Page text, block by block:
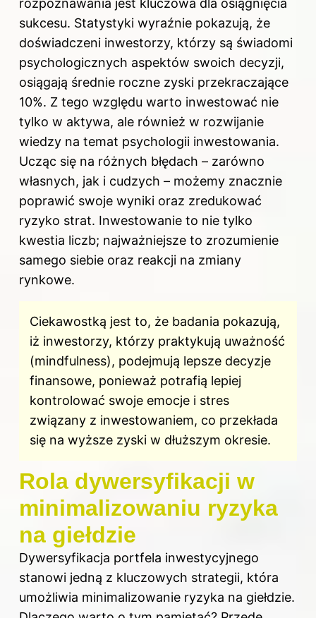
sukcesu. Statystyki wyraźnie pokazują, że
doświadczeni inwestorzy, którzy są świadomi
psychologicznych aspektów swoich decyzji,
osiągają średnie roczne zyski przekraczające
10%. Z tego względu warto inwestować nie
tylko w aktywa, ale również w rozwijanie
wiedzy na temat psychologii inwestowania.
Ucząc się na różnych błędach – zarówno
własnych, jak i cudzych – możemy znacznie
poprawić swoje wyniki oraz zredukować
ryzyko strat. Inwestowanie to nie tylko
kwestia liczb; najważniejsze to zrozumienie
samego siebie oraz reakcji na zmiany
rynkowe.
Ciekawostką jest to, że badania pokazują,
iż inwestorzy, którzy praktykują uważność
(mindfulness), podejmują lepsze decyzje
finansowe, ponieważ potrafią lepiej
kontrolować swoje emocje i stres
związany z inwestowaniem, co przekłada
się na wyższe zyski w dłuższym okresie.
Rola dywersyfikacji w
minimalizowaniu ryzyka
na giełdzie
Dywersyfikacja portfela inwestycyjnego
stanowi jedną z kluczowych strategii, która
umożliwia minimalizowanie ryzyka na giełdzie.